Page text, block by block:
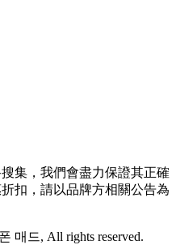
集，我們會盡力保證其正確
扣，請以品牌方相關公告為
매드, All rights reserved.